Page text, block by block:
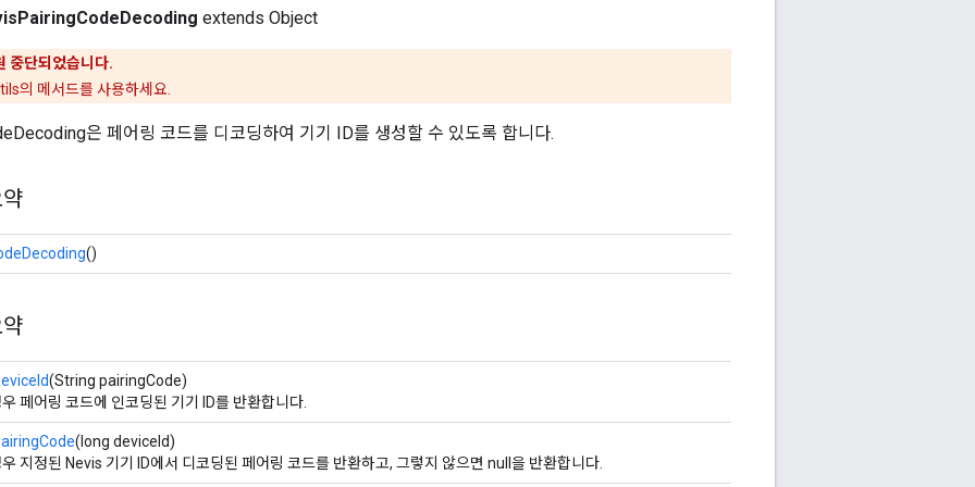
extends Object
중단되었습니다.
의 메서드를 사용하세요.
은 페어링 코드를 디코딩하여 기기 ID를 생성할 수 있도록 합니다.
()
(String pairingCode)
페어링 코드에 인코딩된 기기 ID를 반환합니다.
(long deviceId)
지정된 Nevis 기기 ID에서 디코딩된 페어링 코드를 반환하고, 그렇지 않으면 null을 반환합니다.